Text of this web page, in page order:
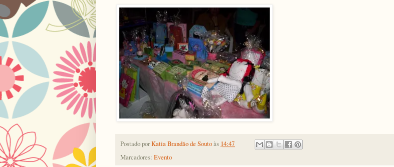
Postado porKatia Brandão de Soutoàs 14:47
Marcadores: Evento